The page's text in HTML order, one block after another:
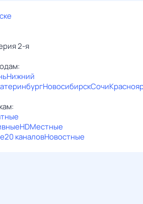
2-я
Нижний
НовосибирскСочи
HDМестные
20 каналовНовостные